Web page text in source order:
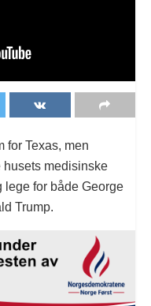
for Texas, men
medisinske
lege for både George
Trump.